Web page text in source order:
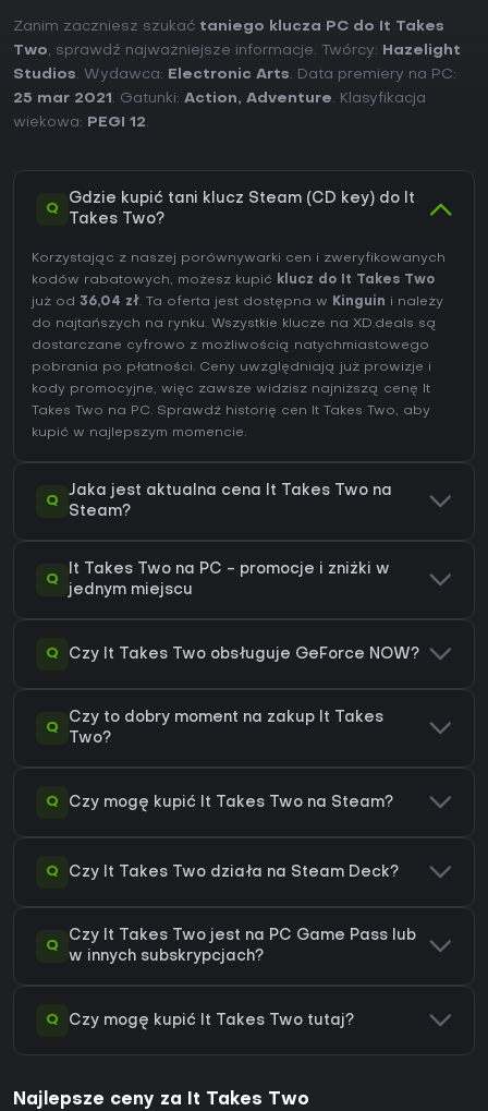
Zanim zaczniesz szukać taniego klucza PC do It Takes
Two, sprawdź najważniejsze informacje. Twórcy:
Hazelight
Studios. Wydawca: Electronic Arts. Data premiery na PC:
25 mar 2021 . Gatunki: Action, Adventure. Klasyfikacja
wiekowa:
PEGI 12.
Q
Gdzie kupić tani klucz Steam (CD key) do It
Takes Two?
Korzystając z naszej porównywarki cen i zweryfikowanych
kodów rabatowych, możesz kupić klucz do It Takes Two
już od 36,04 zł. Ta oferta jest dostępna w Kinguin i należy
do najtańszych na rynku. Wszystkie klucze na XD.deals są
dostarczane cyfrowo z możliwością natychmiastowego
pobrania po płatności. Ceny uwzględniają już prowizje i
kody promocyjne, więc zawsze widzisz najniższą cenę It
Takes Two na PC. Sprawdź historię cen It Takes Two, aby
kupić w najlepszym momencie.
Q
Jaka jest aktualna cena It Takes Two na
Steam?
Q
It Takes Two na PC - promocje i zniżki w
jednym miejscu
Q Czy It Takes Two obsługuje GeForce NOW?
Q
Czy to dobry moment na zakup It Takes
Two?
Q Czy mogę kupić It Takes Two na Steam?
Q Czy It Takes Two działa na Steam Deck?
Q
Czy It Takes Two jest na PC Game Pass lub
w innych subskrypcjach?
Q Czy mogę kupić It Takes Two tutaj?
Najlepsze ceny za It Takes Two